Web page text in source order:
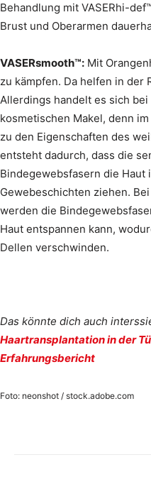
Behandlung mit VASERhi-
Brust und Oberarmen
VASERsmooth™: Mit
zu kämpfen. Da helfen in der
Allerdings handelt es sich
kosmetischen Makel, denn
zu den Eigenschaften des
entsteht dadurch, dass die
Bindegewebsfasern die
Gewebeschichten ziehen.
werden die
Haut entspannen kann,
Dellen verschwinden.
Das könnte dich auch
Haartransplantation in der
Erfahrungsbericht
Foto: neonshot / stock.adobe.com